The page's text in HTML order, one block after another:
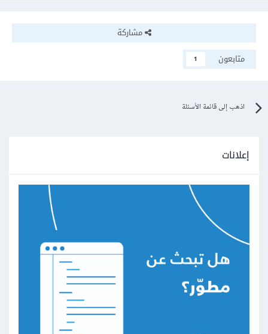
مشاركة
متابعون
1
اذهب إلى قائمة الأسئلة
إعلانات